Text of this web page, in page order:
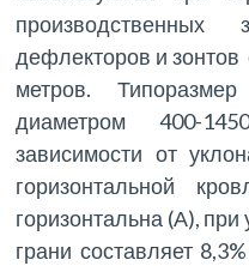
дефлекторов и зонтов
метров.
диаметром 400-
зависимости от
горизонтальной
горизонтальна (А), при
грани составляет